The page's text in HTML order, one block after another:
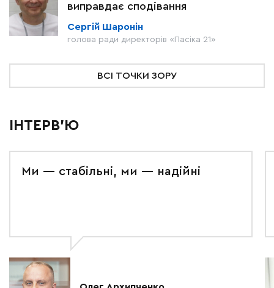
виправдає сподівання
Сергій Шаронін
голова ради директорів «Пасіка 21»
ВСІ ТОЧКИ ЗОРУ
ІНТЕРВ'Ю
Ми — стабільні, ми — надійні